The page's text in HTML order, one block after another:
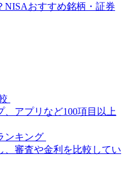
NISAおすすめ銘柄・証券
アプリなど100項目以上
ンキング
、審査や金利を比較してい